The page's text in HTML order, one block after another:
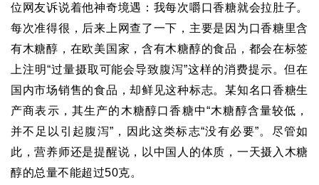
位网友诉说着他神奇境遇：我每次嚼口香糖就会拉肚子。
每次准得很，后来上网查了一下，主要是因为口香糖里含
有木糖醇，在欧美国家，含有木糖醇的食品，都会在标签
上注明“过量摄取可能会导致腹泻”这样的消费提示。但在
国内市场销售的食品，却鲜见这种标志。某知名口香糖生
产商表示，其生产的木糖醇口香糖中“木糖醇含量较低，
并不足以引起腹泻” ，因此这类标志“没有必要”。尽管如
此，营养师还是提醒说，以中国人的体质，一天摄入木糖
醇的总量不能超过50克。